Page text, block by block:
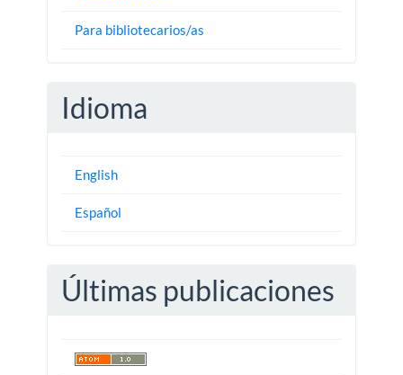
Para bibliotecarios/as
Idioma
English
Español
Últimas publicaciones